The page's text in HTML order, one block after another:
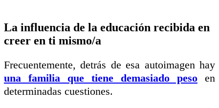
La influencia de la educación recibida en
creer en ti mismo/a
Frecuentemente, detrás de esa autoimagen hay
una familia que tiene demasiado peso en
determinadas cuestiones.